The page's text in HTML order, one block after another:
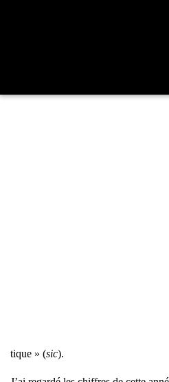
tique » (sic).